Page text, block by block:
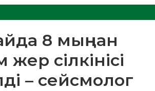
8 мыңнан
жер сілкінісі
– сейсмолог